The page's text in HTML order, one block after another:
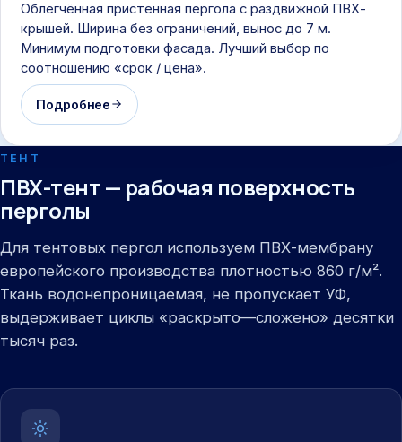
Облегчённая пристенная пергола с раздвижной ПВХ-
крышей. Ширина без ограничений, вынос до 7 м.
Минимум подготовки фасада. Лучший выбор по
соотношению «срок / цена».
Подробнее
ТЕНТ
ПВХ-тент — рабочая поверхность
перголы
Для тентовых пергол используем ПВХ-мембрану
европейского производства плотностью 860 г/м².
Ткань водонепроницаемая, не пропускает УФ,
выдерживает циклы «раскрыто—сложено» десятки
тысяч раз.